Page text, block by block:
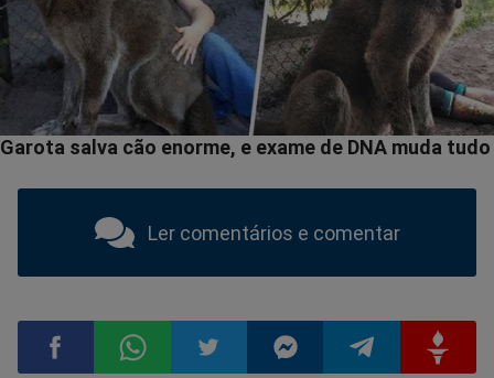
Ler comentários e comentar